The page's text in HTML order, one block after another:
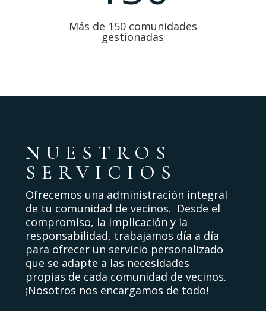
Más de 150 comunidades
gestionadas
NUESTROS
SERVICIOS
Ofrecemos una administración integral
de tu comunidad de vecinos. Desde el
compromiso, la implicación y la
responsabilidad, trabajamos día a día
para ofrecer un servicio personalizado
que se adapte a las necesidades
propias de cada comunidad de vecinos.
¡Nosotros nos encargamos de todo!